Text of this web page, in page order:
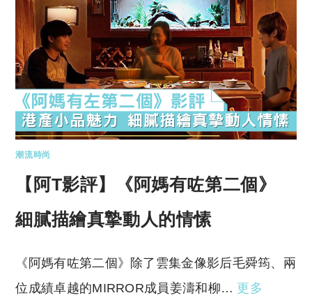
潮流時尚
【阿T影評】《阿媽有咗第二個》
細膩描繪真摯動人的情愫
《阿媽有咗第二個》除了雲集金像影后毛舜筠、兩
位成績卓越的MIRROR成員姜濤和柳… 更多